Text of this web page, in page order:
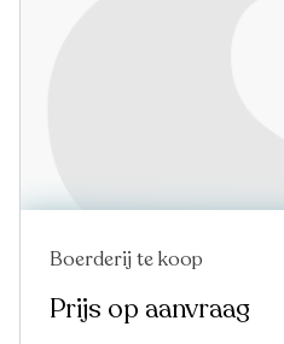
Boerderij te koop
Prijs op aanvraag